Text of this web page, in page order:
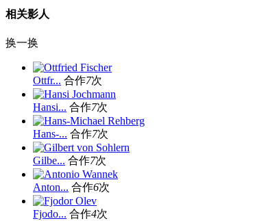
相关影人
换一换
Ottfr... 合作7次
Hansi... 合作7次
Hans-... 合作7次
Gilbe... 合作7次
Anton... 合作6次
Fjodo... 合作4次